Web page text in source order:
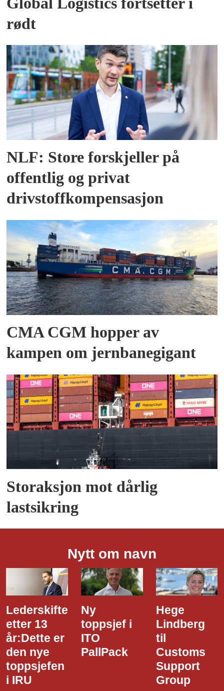
rødt
NLF: Store forskjeller på
offentlig og privat
drivstoffkompensasjon
CMA CGM hopper av
kampen om jernbanegigant
Storaksjon mot dårlig
lastsikring
Nytt om navn
Ny
toppsjef i
ITO
PallPack
Hege
Lindberg
til
Customs
Dette er
den nye
i Narvik
Havn